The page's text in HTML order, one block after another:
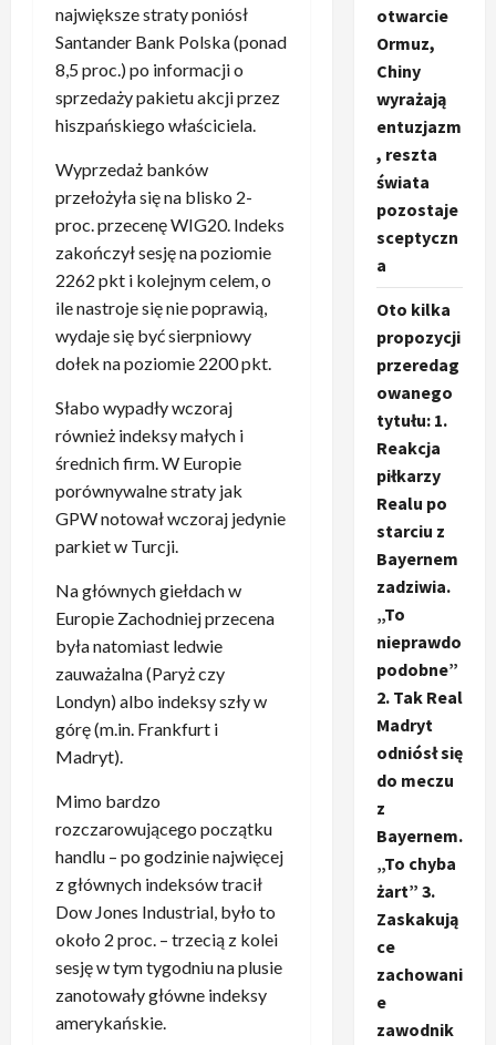
największe straty poniósł
Santander Bank Polska (ponad
8,5 proc.) po informacji o
sprzedaży pakietu akcji przez
hiszpańskiego właściciela.
Wyprzedaż banków
przełożyła się na blisko 2-
proc. przecenę WIG20. Indeks
zakończył sesję na poziomie
2262 pkt i kolejnym celem, o
ile nastroje się nie poprawią,
wydaje się być sierpniowy
dołek na poziomie 2200 pkt.
Słabo wypadły wczoraj
również indeksy małych i
średnich firm. W Europie
porównywalne straty jak
GPW notował wczoraj jedynie
parkiet w Turcji.
Na głównych giełdach w
Europie Zachodniej przecena
była natomiast ledwie
zauważalna (Paryż czy
Londyn) albo indeksy szły w
górę (m.in. Frankfurt i
Madryt).
Mimo bardzo
rozczarowującego początku
handlu – po godzinie najwięcej
z głównych indeksów tracił
Dow Jones Industrial, było to
około 2 proc. – trzecią z kolei
sesję w tym tygodniu na plusie
zanotowały główne indeksy
amerykańskie.
otwarcie
Ormuz,
Chiny
wyrażają
entuzjazm
, reszta
świata
pozostaje
sceptyczn
a
Oto kilka
propozycji
przeredag
owanego
tytułu: 1.
Reakcja
piłkarzy
Realu po
starciu z
Bayernem
zadziwia.
„To
nieprawdo
podobne”
2. Tak Real
Madryt
odniósł się
do meczu
z
Bayernem.
„To chyba
żart” 3.
Zaskakują
ce
zachowani
e
zawodnik